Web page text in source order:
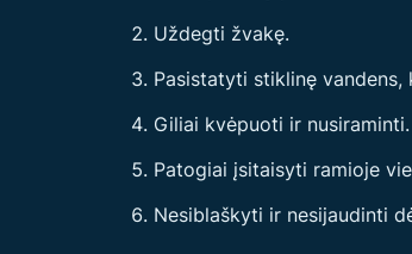
Uždegti žvakę.
Pasistatyti stiklinę vandens,
Giliai kvėpuoti ir nusiraminti.
Patogiai įsitaisyti ramioje
Nesiblaškyti ir nesijaudinti